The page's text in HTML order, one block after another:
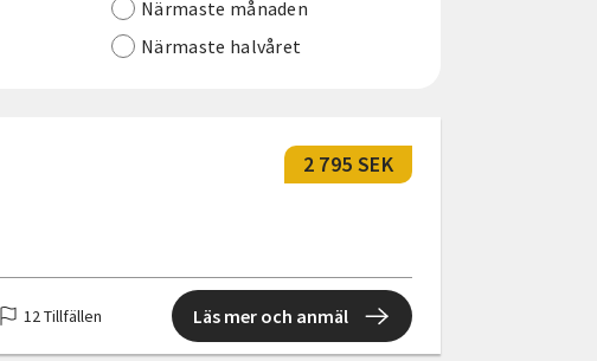
Närmaste månaden
Närmaste halvåret
2 795 SEK
12 Tillfällen Läs mer och anmäl